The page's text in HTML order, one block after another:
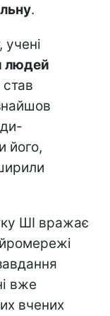
.
учені
людей
став
його,
ШІ вражає
вже
вчених